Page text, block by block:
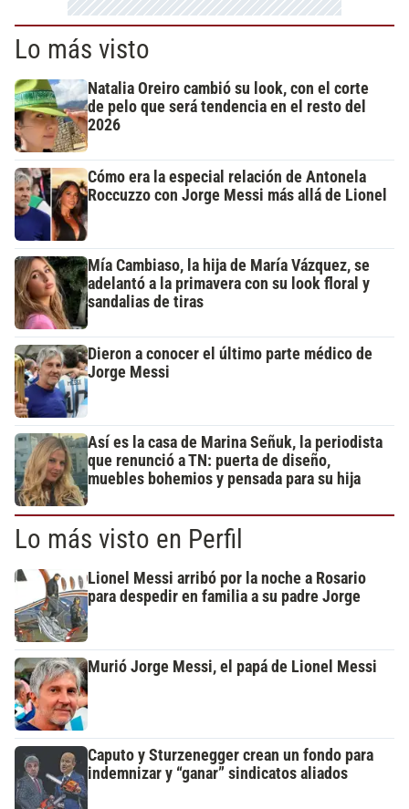
Lo más visto
Natalia Oreiro cambió su look, con el corte
de pelo que será tendencia en el resto del
2026
Cómo era la especial relación de Antonela
Roccuzzo con Jorge Messi más allá de Lionel
Mía Cambiaso, la hija de María Vázquez, se
adelantó a la primavera con su look floral y
sandalias de tiras
Dieron a conocer el último parte médico de
Jorge Messi
Así es la casa de Marina Señuk, la periodista
que renunció a TN: puerta de diseño,
muebles bohemios y pensada para su hija
Lo más visto en Perfil
Lionel Messi arribó por la noche a Rosario
para despedir en familia a su padre Jorge
Murió Jorge Messi, el papá de Lionel Messi
Caputo y Sturzenegger crean un fondo para
indemnizar y “ganar” sindicatos aliados